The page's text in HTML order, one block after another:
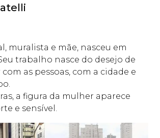
muralista e mãe, nasceu em
trabalho nasce do desejo de
as pessoas, com a cidade e
a figura da mulher aparece
e sensível.